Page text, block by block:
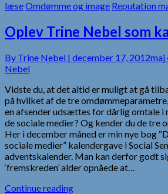
læseOmdømme og image Reputation
Oplev Trine Nebel som
By Trine Nebel | december 17, 2012maj
Nebel
Vidste du, at det altid er muligt at gå
på hvilket af de tre
en afsender udsættes for dårlig omtale i
de sociale medier? Og kender du de tre
Her i december måned er min nye bog
sociale medier” kalendergave i Social
adventskalender. Man kan derfor godt
‘fremskreden’ alder opnåede at…
Continue reading